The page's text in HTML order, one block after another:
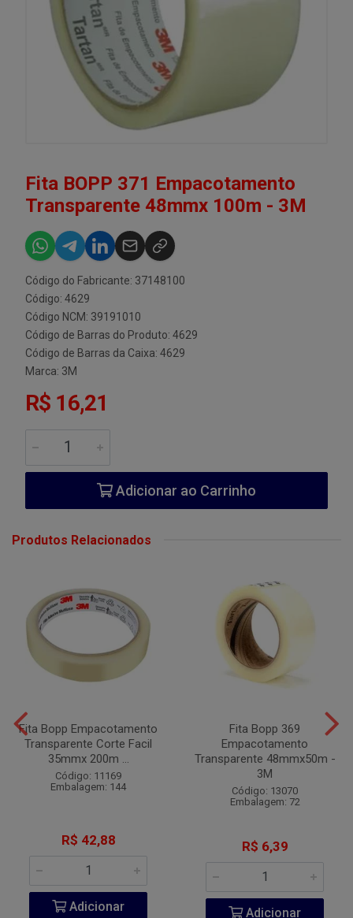
Fita BOPP 371 Empacotamento
Transparente 48mmx 100m - 3M
Código do Fabricante: 37148100
Código: 4629
Código NCM: 39191010
Código de Barras do Produto: 4629
Código de Barras da Caixa: 4629
Marca: 3M
R$ 16,21
Adicionar ao Carrinho
Produtos Relacionados
Fita Bopp Empacotamento
Transparente Corte Facil
35mmx 200m ...
Código: 11169
Embalagem: 144
R$ 42,88
Adicionar
Fita Bopp 369
Empacotamento
Transparente 48mmx50m -
3M
Código: 13070
Embalagem: 72
R$ 6,39
Adicionar